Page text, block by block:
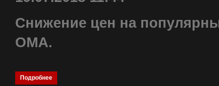
Cнижение цен на
ОМА.
Подробнее